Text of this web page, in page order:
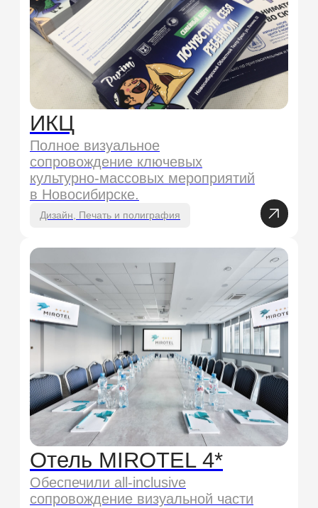
Рестораны by Denis
Ivanov
Разработать концепт основного и
сезонного меню, листовок,
визиток и других вспомогательных
Дизайн
Реалити-квест
«выХод»
Полное сопровождение всех
каналов присутствия +
обеспечение печатной и
сувенирной продукции.